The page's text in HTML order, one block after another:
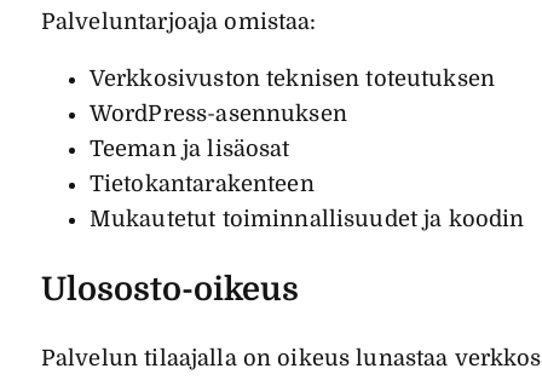
Palveluntarjoaja omistaa:
Verkkosivuston teknisen toteutuksen
WordPress-asennuksen
Teeman ja lisäosat
Tietokantarakenteen
Mukautetut toiminnallisuudet ja koodin
Ulososto-oikeus
Palvelun tilaajalla on oikeus lunastaa